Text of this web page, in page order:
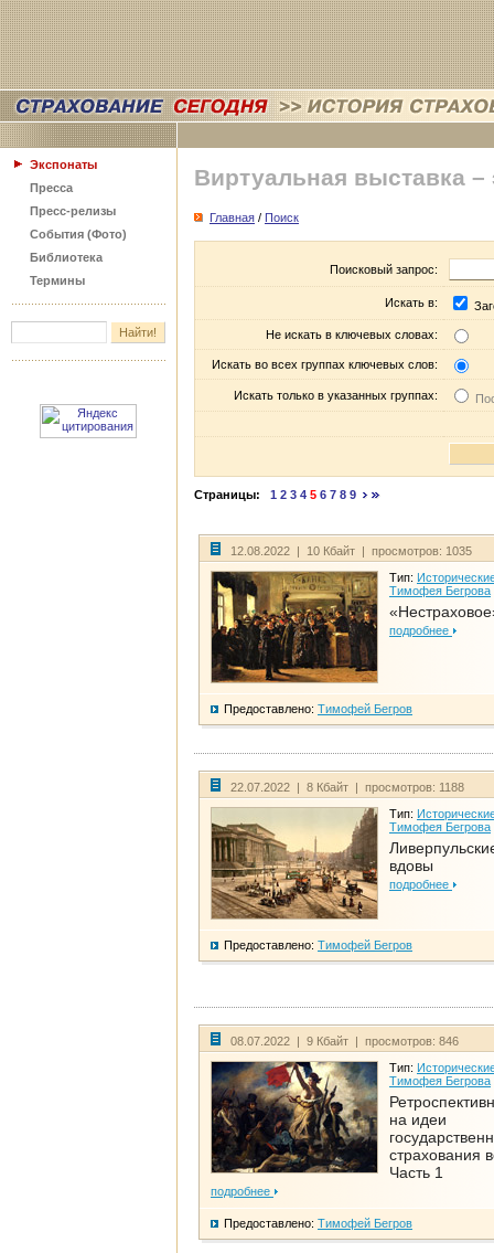
Экспонаты
Пресса
Пресс-релизы
События (Фото)
Библиотека
Термины
Виртуальная выставка –
Главная / Поиск
Поисковый запрос:
Искать в:
Не искать в ключевых словах:
Искать во всех группах ключевых слов:
Искать только в указанных группах:
Страницы: 1 2 3 4 5 6 7 8 9
12.08.2022 | 10 Кбайт | просмотров: 1035
Тип:
Тимофея Бегрова
подробнее
Предоставлено: Тимофей Бегров
22.07.2022 | 8 Кбайт | просмотров: 1188
Тип:
Тимофея Бегрова
вдовы
подробнее
Предоставлено: Тимофей Бегров
08.07.2022 | 9 Кбайт | просмотров: 846
Тип:
Тимофея Бегрова
на идеи
страхования
Часть 1
подробнее
Предоставлено: Тимофей Бегров